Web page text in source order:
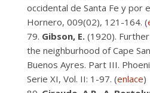
occidental de Santa Fe y por
Hornero, 009(02), 121-164. (
Gibson, E. (1920).
the neighburhood of Cape
Buenos Ayres. Part III.
Serie XI, Vol. II: 1-97. (enlace)